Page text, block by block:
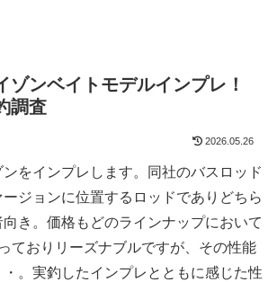
ゾンベイトモデルインプレ！
調査
2026.05.26
をインプレします。同社のバスロッド
ジョンに位置するロッドでありどちら
き。価格もどのラインナップにおいて
ておりリーズナブルですが、その性能
。実釣したインプレとともに感じた性